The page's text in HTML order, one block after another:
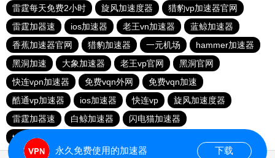
雷霆每天免费2小时
旋风加速度器
猎豹vp加速器官网
雷霆加器速
ios加速器 老王vn加速器
蓝鲸加速器
香蕉加速器官网
猎豹加速器 一元机场
hammer加速器
黑洞加速
大象加速器 老王vp官网
黑洞官网
快连vρn加速器
免费vqn外网
免费vqn加速
酷通vp加速器
ios加速器 快连vp
旋风加速度器
雷霆加器速
白鲸加速器
闪电猫加速器
telegeram苹果加速器
永久免费使用的加速器 下载